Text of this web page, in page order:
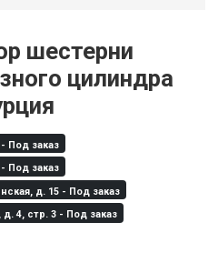
шестерни
цилиндра
Под заказ
Под заказ
д. 15 - Под заказ
4, стр. 3 - Под заказ